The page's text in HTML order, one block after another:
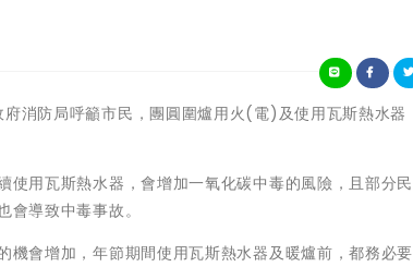
消防局呼籲市民，團圓圍爐用火(電)及使用瓦斯熱水器
用瓦斯熱水器，會增加一氧化碳中毒的風險，且部分
導致中毒事故。
會增加，年節期間使用瓦斯熱水器及暖爐前，都務必